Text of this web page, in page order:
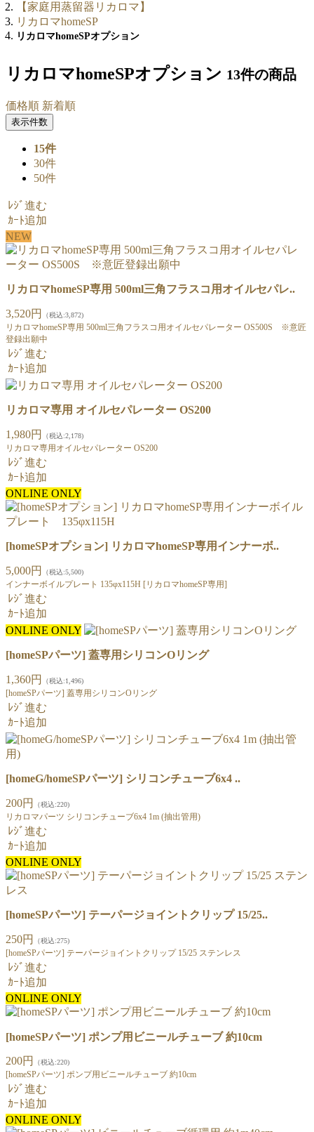
【家庭用蒸留器リカロマ】
リカロマhomeSP
リカロマhomeSPオプション
リカロマhomeSPオプション 13件の商品
価格順 新着順
表示件数
15件
30件
50件
ﾚｼﾞ進む
ｶｰﾄ追加
NEW
リカロマhomeSP専用 500ml三角フラスコ用オイルセパレ..
3,520円 （税込:3,872)
リカロマhomeSP専用 500ml三角フラスコ用オイルセパレーター OS500S ※意匠
登録出願中
ﾚｼﾞ進む
ｶｰﾄ追加
リカロマ専用 オイルセパレーター OS200
1,980円 （税込:2,178)
リカロマ専用オイルセパレーター OS200
ﾚｼﾞ進む
ｶｰﾄ追加
ONLINE ONLY
[homeSPオプション] リカロマhomeSP専用インナーボ..
5,000円 （税込:5,500)
インナーボイルプレート 135φx115H [リカロマhomeSP専用]
ﾚｼﾞ進む
ｶｰﾄ追加
ONLINE ONLY
[homeSPパーツ] 蓋専用シリコンOリング
1,360円 （税込:1,496)
[homeSPパーツ] 蓋専用シリコンOリング
ﾚｼﾞ進む
ｶｰﾄ追加
[homeG/homeSPパーツ] シリコンチューブ6x4 ..
200円 （税込:220)
リカロマパーツ シリコンチューブ6x4 1m (抽出管用)
ﾚｼﾞ進む
ｶｰﾄ追加
ONLINE ONLY
[homeSPパーツ] テーパージョイントクリップ 15/25..
250円 （税込:275)
[homeSPパーツ] テーパージョイントクリップ 15/25 ステンレス
ﾚｼﾞ進む
ｶｰﾄ追加
ONLINE ONLY
[homeSPパーツ] ポンプ用ビニールチューブ 約10cm
200円 （税込:220)
[homeSPパーツ] ポンプ用ビニールチューブ 約10cm
ﾚｼﾞ進む
ｶｰﾄ追加
ONLINE ONLY